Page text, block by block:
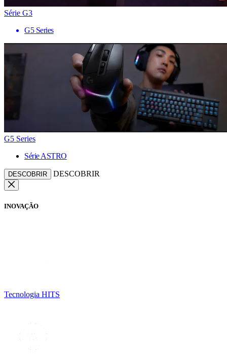
Série G3
G5 Series
G5 Series
Série ASTRO
DESCOBRIR DESCOBRIR
INOVAÇÃO
Tecnologia HITS